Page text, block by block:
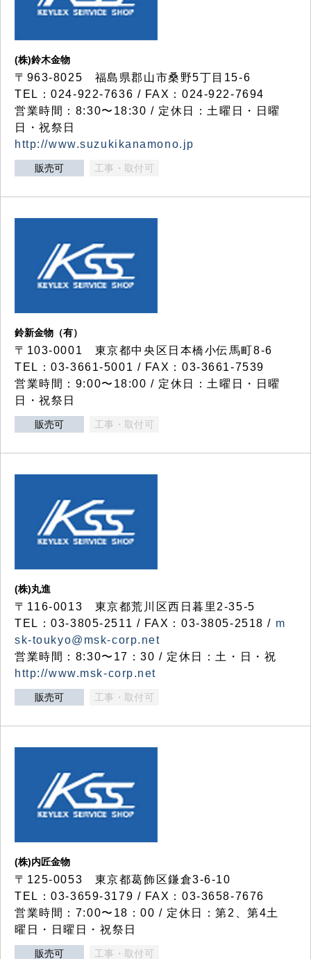
(株)鈴木金物
〒963-8025 福島県郡山市桑野5丁目15-6
TEL：024-922-7636 / FAX：024-922-7694
営業時間：8:30〜18:30 / 定休日：土曜日・日曜
日・祝祭日
http://www.suzukikanamono.jp
販売可 工事・取付可
鈴新金物（有）
〒103-0001 東京都中央区日本橋小伝馬町8-6
TEL：03-3661-5001 / FAX：03-3661-7539
営業時間：9:00〜18:00 / 定休日：土曜日・日曜
日・祝祭日
販売可 工事・取付可
(株)丸進
〒116-0013 東京都荒川区西日暮里2-35-5
TEL：03-3805-2511 / FAX：03-3805-2518 / m
sk-toukyo@msk-corp.net
営業時間：8:30〜17：30 / 定休日：土・日・祝
http://www.msk-corp.net
販売可 工事・取付可
(株)内匠金物
〒125-0053 東京都葛飾区鎌倉3-6-10
TEL：03-3659-3179 / FAX：03-3658-7676
営業時間：7:00〜18：00 / 定休日：第2、第4土
曜日・日曜日・祝祭日
販売可 工事・取付可